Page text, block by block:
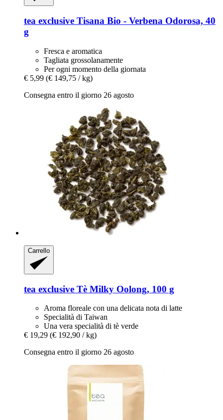
tea exclusive Tisana Bio -​ Verbena Odorosa, 40
g
Fresca e aromatica
Tagliata grossolanamente
Per ogni momento della giornata
€ 5,99 (€ 149,75 / kg)
Consegna entro il giorno 26 agosto
Carrello
tea exclusive Tè Milky Oolong, 100 g
Aroma floreale con una delicata nota di latte
Specialità di Taiwan
Una vera specialità di tè verde
€ 19,29 (€ 192,90 / kg)
Consegna entro il giorno 26 agosto